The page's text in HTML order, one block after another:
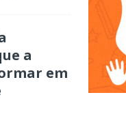
a
em